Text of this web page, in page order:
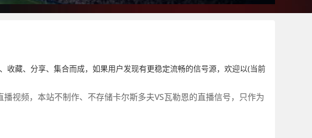
藏、分享、集合而成，如果用户发现有更稳定流畅的信号源，欢迎以(当前
视频，本站不制作、不存储卡尔斯多夫VS瓦勒恩的直播信号，只作为